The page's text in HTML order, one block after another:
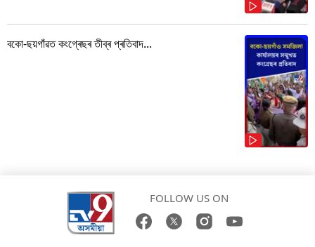
বকো-ছয়গাঁৱত কংগ্ৰেছৰ তীব্ৰ প্ৰতিবাদ...
FOLLOW US ON